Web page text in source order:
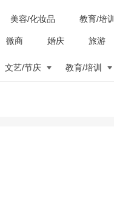
美容/化妆品 教育/培训
微商 婚庆 旅游
文艺/节庆 教育/培训